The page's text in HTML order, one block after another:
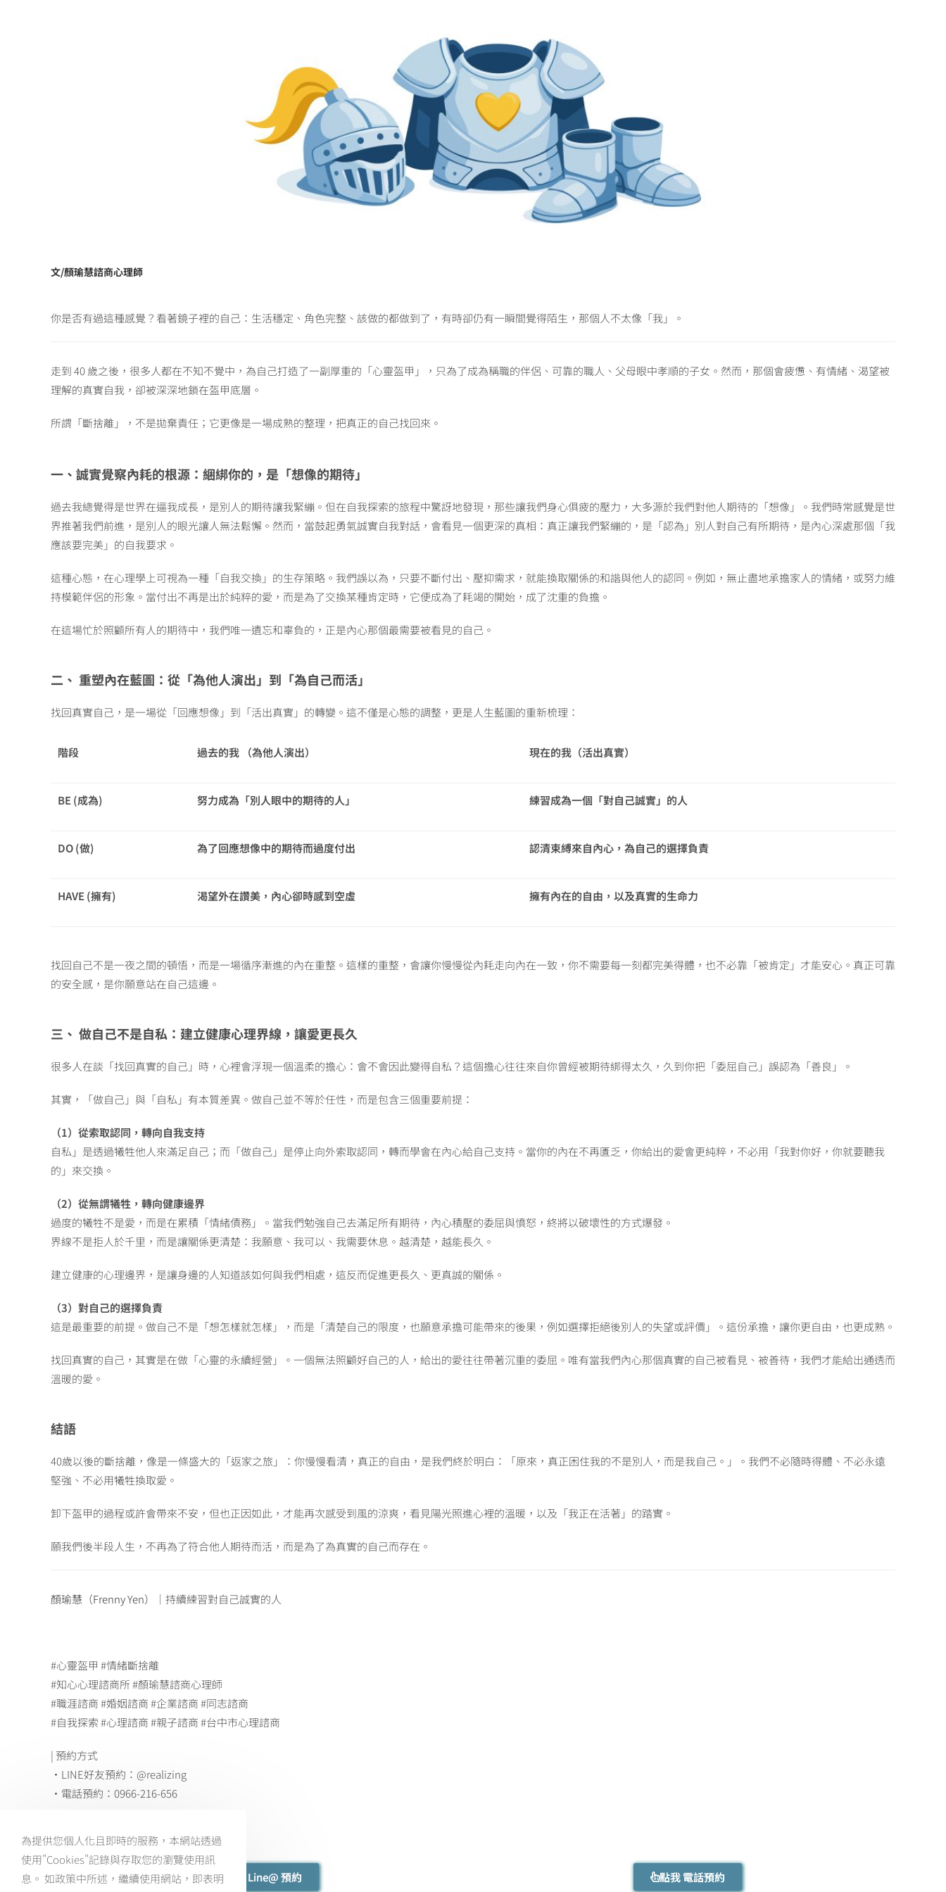
文/顏瑜慧諮商心理師
你是否有過這種感覺？看著鏡子裡的自己：生活穩定、角色完整、該做的都做到了，有時卻仍有一瞬間覺得陌生，那個人不太像「我」。
走到 40 歲之後，很多人都在不知不覺中，為自己打造了一副厚重的「心靈盔甲」，只為了成為稱職的伴侶、可靠的職人、父母眼中孝順的子女。然而，那個會疲憊、有情緒、渴望被
理解的真實自我，卻被深深地鎖在盔甲底層。
所謂「斷捨離」，不是拋棄責任；它更像是一場成熟的整理，把真正的自己找回來。
一、誠實覺察內耗的根源：綑綁你的，是「想像的期待」
過去我總覺得是世界在逼我成長，是別人的期待讓我緊繃。但在自我探索的旅程中驚訝地發現，那些讓我們身心俱疲的壓力，大多源於我們對他人期待的「想像」。我們時常感覺是世
界推著我們前進，是別人的眼光讓人無法鬆懈。然而，當鼓起勇氣誠實自我對話，會看見一個更深的真相：真正讓我們緊繃的，是「認為」別人對自己有所期待，是內心深處那個「我
應該要完美」的自我要求。
這種心態，在心理學上可視為一種「自我交換」的生存策略。我們誤以為，只要不斷付出、壓抑需求，就能換取關係的和諧與他人的認同。例如，無止盡地承擔家人的情緒，或努力維
持模範伴侶的形象。當付出不再是出於純粹的愛，而是為了交換某種肯定時，它便成為了耗竭的開始，成了沈重的負擔。
在這場忙於照顧所有人的期待中，我們唯一遺忘和辜負的，正是內心那個最需要被看見的自己。
二、 重塑內在藍圖：從「為他人演出」到「為自己而活」
找回真實自己，是一場從「回應想像」到「活出真實」的轉變。這不僅是心態的調整，更是人生藍圖的重新梳理：
階段 過去的我 （為他人演出） 現在的我（活出真實）
BE (成為) 努力成為「別人眼中的期待的人」 練習成為一個「對自己誠實」的人
DO (做) 為了回應想像中的期待而過度付出 認清束縛來自內心，為自己的選擇負責
HAVE (擁有) 渴望外在讚美，內心卻時感到空虛 擁有內在的自由，以及真實的生命力
找回自己不是一夜之間的頓悟，而是一場循序漸進的內在重整。這樣的重整，會讓你慢慢從內耗走向內在一致，你不需要每一刻都完美得體，也不必靠「被肯定」才能安心。真正可靠
的安全感，是你願意站在自己這邊。
三、 做自己不是自私：建立健康心理界線，讓愛更長久
很多人在談「找回真實的自己」時，心裡會浮現一個溫柔的擔心：會不會因此變得自私？這個擔心往往來自你曾經被期待綁得太久，久到你把「委屈自己」誤認為「善良」。
其實，「做自己」與「自私」有本質差異。做自己並不等於任性，而是包含三個重要前提：
（1）從索取認同，轉向自我支持
自私」是透過犧牲他人來滿足自己；而「做自己」是停止向外索取認同，轉而學會在內心給自己支持。當你的內在不再匱乏，你給出的愛會更純粹，不必用「我對你好，你就要聽我
的」來交換。
（2）從無謂犧牲，轉向健康邊界
過度的犧牲不是愛，而是在累積「情緒債務」。當我們勉強自己去滿足所有期待，內心積壓的委屈與憤怒，終將以破壞性的方式爆發。
界線不是拒人於千里，而是讓關係更清楚：我願意、我可以、我需要休息。越清楚，越能長久。
建立健康的心理邊界，是讓身邊的人知道該如何與我們相處，這反而促進更長久、更真誠的關係。
（3）對自己的選擇負責
這是最重要的前提。做自己不是「想怎樣就怎樣」，而是「清楚自己的限度，也願意承擔可能帶來的後果，例如選擇拒絕後別人的失望或評價」。這份承擔，讓你更自由，也更成熟。
找回真實的自己，其實是在做「心靈的永續經營」。一個無法照顧好自己的人，給出的愛往往帶著沉重的委屈。唯有當我們內心那個真實的自己被看見、被善待，我們才能給出通透而
溫暖的愛。
結語
40歲以後的斷捨離，像是一條盛大的「返家之旅」：你慢慢看清，真正的自由，是我們終於明白：「原來，真正困住我的不是別人，而是我自己。」。我們不必隨時得體、不必永遠
堅強、不必用犧牲換取愛。
卸下盔甲的過程或許會帶來不安，但也正因如此，才能再次感受到風的涼爽，看見陽光照進心裡的溫暖，以及「我正在活著」的踏實。
願我們後半段人生，不再為了符合他人期待而活，而是為了為真實的自己而存在。
顏瑜慧（Frenny Yen） ｜持續練習對自己誠實的人
#心靈盔甲 #情緒斷捨離
#知心心理諮商所 #顏瑜慧諮商心理師
#職涯諮商 #婚姻諮商 #企業諮商 #同志諮商
#自我探索 #心理諮商 #親子諮商 #台中市心理諮商
| 預約方式
・LINE好友預約：@realizing
・電話預約：0966-216-656
點我 Line@ 預約 點我 電話預約
為提供您個人化且即時的服務，本網站透過
使用"Cookies"記錄與存取您的瀏覽使用訊
息。 如政策中所述，繼續使用網站，即表明